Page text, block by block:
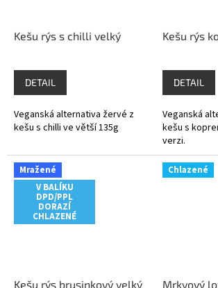
Kešu rýs s chilli velký
DETAIL
Veganská alternativa žervé z
kešu s chilli ve větší 135g
Kešu rýs
DETAIL
Veganská
kešu s
verzi.
Mražené
V BALÍKU
DPD/PPL
DORAZÍ
CHLAZENÉ
Kešu rýs brusinkový velký
Chlazené
Mrkvový